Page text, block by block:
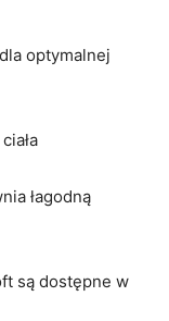
optymalnej
łagodną
są dostępne w